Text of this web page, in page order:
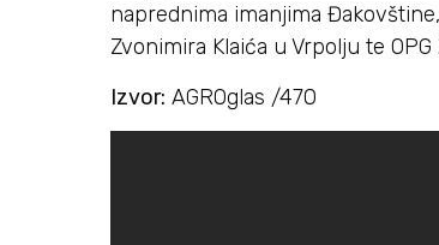
naprednima imanjima
Zvonimira Klaića u Vrpolju te
Izvor: AGROglas /470